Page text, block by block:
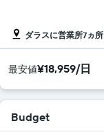
ダラスに営業所7ヵ所
​最安値¥18,959/日
Budget